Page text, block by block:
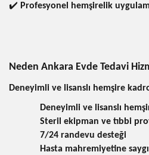
✔️ Profesyonel hemşirelik
Neden Ankara Evde Tedavi
Deneyimli ve lisanslı hemşire
Deneyimli ve lisanslı
Steril ekipman ve tıbbi
7/24 randevu desteği
Hasta mahremiyetine